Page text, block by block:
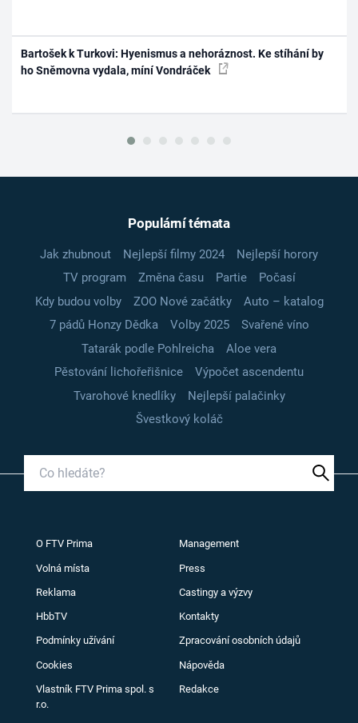
Bartošek k Turkovi: Hyenismus a nehoráznost. Ke stíhání by
ho Sněmovna vydala, míní Vondráček
Populární témata
Jak zhubnout Nejlepší filmy 2024
Nejlepší horory
TV program
Změna času Partie
Počasí
Kdy budou volby
ZOO Nové začátky
Auto – katalog
7 pádů Honzy Dědka
Volby 2025
Svařené víno
Tatarák podle Pohlreicha
Aloe vera
Pěstování lichořeřišnice
Výpočet ascendentu
Tvarohové knedlíky
Nejlepší palačinky
Švestkový koláč
O FTV Prima Management
Volná místa Press
Reklama Castingy a výzvy
HbbTV Kontakty
Podmínky užívání Zpracování osobních údajů
Cookies Nápověda
Vlastník FTV Prima spol. s
r.o.
Redakce